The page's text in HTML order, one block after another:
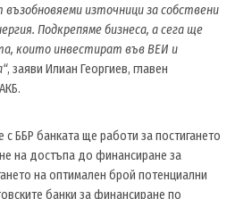
източници за собствени
Подкрепяме бизнеса, а сега ще
които инвестират във ВЕИ и
, заяви Илиан Георгиев, главен
ББР банката ще работи за постигането
на достъпа до финансиране за
на оптимален брой потенциални
банки за финансиране по